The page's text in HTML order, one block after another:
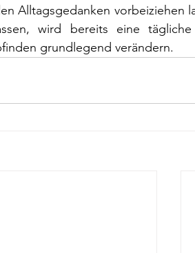
Alltagsgedanken vorbeiziehen
wird bereits eine
grundlegend verändern.